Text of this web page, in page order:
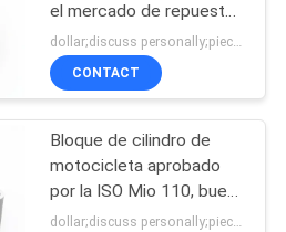
el mercado de repuestos
Yamaha 110 para partes
de motor de 110cc
CONTACT
Bloque de cilindro de
motocicleta aprobado
por la ISO Mio 110, buena
disipación de calor